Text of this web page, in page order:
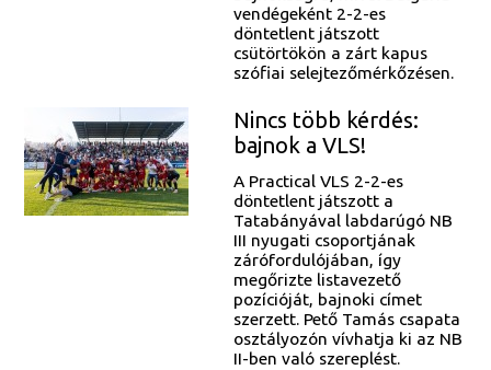
vendégeként 2-2-es
döntetlent játszott
csütörtökön a zárt kapus
szófiai selejtezőmérkőzésen.
Nincs több kérdés:
bajnok a VLS!
A Practical VLS 2-2-es
döntetlent játszott a
Tatabányával labdarúgó NB
III nyugati csoportjának
zárófordulójában, így
megőrizte listavezető
pozícióját, bajnoki címet
szerzett. Pető Tamás csapata
osztályozón vívhatja ki az NB
II-ben való szereplést.